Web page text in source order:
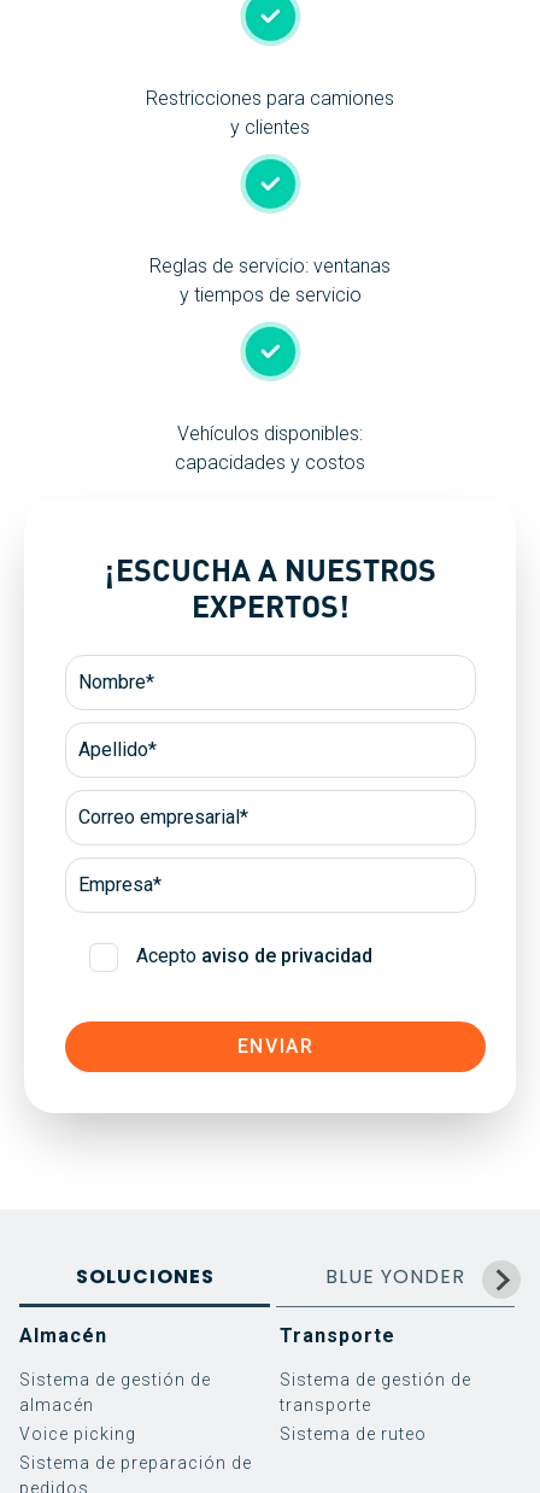
Restricciones para camiones
y clientes
Reglas de servicio: ventanas
y tiempos de servicio
Vehículos disponibles:
capacidades y costos
¡ESCUCHA A NUESTROS
EXPERTOS!
Acepto aviso de privacidad
SOLUCIONES BLUE YONDER
Almacén
Sistema de gestión de
almacén
Voice picking
Sistema de preparación de
pedidos
Transporte
Sistema de gestión de
transporte
Sistema de ruteo